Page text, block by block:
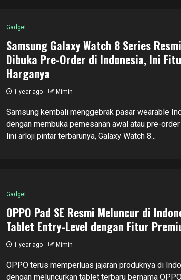
Gadget
Samsung Galaxy Watch 8 Series Resmi
Dibuka Pre-Order di Indonesia, Ini
Harganya
1 year ago Mimin
Samsung kembali menggebrak pasar wearable
dengan membuka pemesanan awal atau pre-
lini arloji pintar terbarunya, Galaxy Watch 8...
Gadget
OPPO Pad SE Resmi Meluncur di
Tablet Entry-Level dengan Fitur
1 year ago Mimin
OPPO terus memperluas jajaran produknya di
dengan meluncurkan tablet terbaru bernama